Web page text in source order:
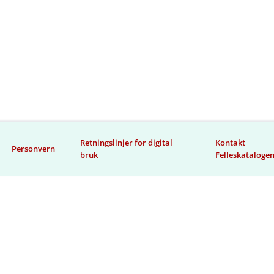
Personvern
Retningslinjer for digital
bruk
Kontakt
Felleskatalogen